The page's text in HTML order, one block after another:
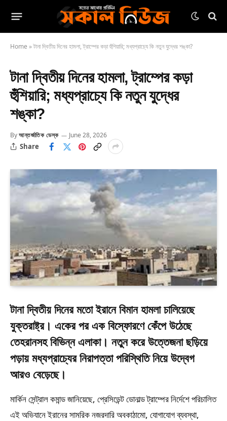
Home »টানা দ্বিতীয় দিনের হামলা, ট্রাম্পের কড়া হুঁশিয়ারি; মধ্যপ্রাচ্যে কি নতুন যুদ্ধের শঙ্কা?
টানা দ্বিতীয় দিনের হামলা, ট্রাম্পের কড়া
হুঁশিয়ারি; মধ্যপ্রাচ্যে কি নতুন যুদ্ধের
শঙ্কা?
Byআন্তর্জাতিক ডেস্ক June 28, 2026
Share
টানা দ্বিতীয় দিনের মতো ইরানে বিমান হামলা চালিয়েছে
যুক্তরাষ্ট্র। একের পর এক বিস্ফোরণে কেঁপে উঠেছে
তেহরানসহ বিভিন্ন এলাকা। নতুন করে উত্তেজনা ছড়িয়ে
পড়ায় মধ্যপ্রাচ্যের নিরাপত্তা পরিস্থিতি নিয়ে উদ্বেগ
আরও বেড়েছে।
মার্কিন সেন্ট্রাল কমান্ড জানিয়েছে, প্রেসিডেন্ট ডোনাল্ড ট্রাম্পের নির্দেশে পরিচালিত
এই অভিযানে ইরানের সামরিক নজরদারি অবকাঠামো, যোগাযোগ ব্যবস্থা,